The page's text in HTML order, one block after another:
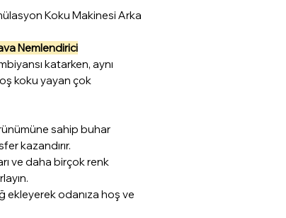
Koku Makinesi Arka
Nemlendirici
katarken, aynı
koku yayan çok
sahip buhar
kazandırır.
ve daha birçok renk
ekleyerek odanıza hoş ve